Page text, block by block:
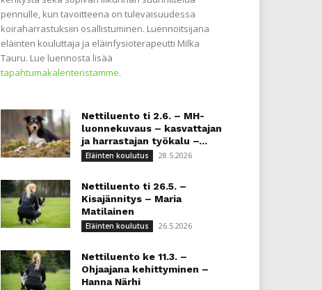
pennulle, kun tavoitteena on tulevaisuudessa
koiraharrastuksiin osallistuminen. Luennoitsijana
eläinten kouluttaja ja eläinfysioterapeutti Milka
Tauru. Lue luennosta lisää
tapahtumakalenteristamme.
Nettiluento ti 2.6. – MH-
luonnekuvaus – kasvattajan
ja harrastajan työkalu –...
Eläinten koulutus 28.5.2026
Nettiluento ti 26.5. –
Kisajännitys – Maria
Matilainen
Eläinten koulutus 26.5.2026
Nettiluento ke 11.3. –
Ohjaajana kehittyminen –
Hanna Närhi